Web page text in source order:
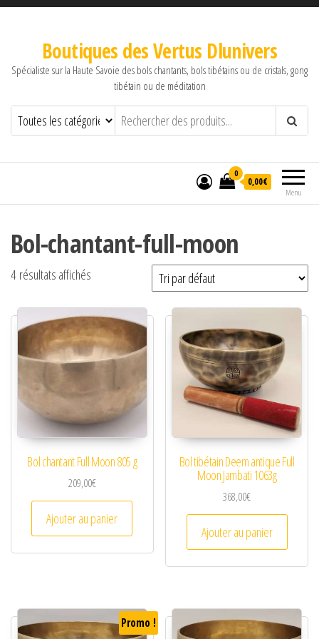
Boutiques des Vertus Dlunivers
Spécialiste sur la Haute Savoie des bols chantants, bols tibétains ou de cristals, gong
tibétain ou de méditation
Menu
0
0,00€
Bol-chantant-full-moon
4 résultats affichés
Bol chantant Full Moon 805 g
209,00€
Ajouter au panier
Bol tibétain Deem antique Full
Moon Jambati 1063g
368,00€
Ajouter au panier
Promo !